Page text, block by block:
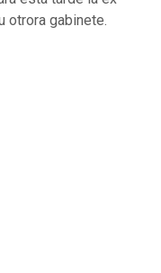
otrora gabinete.